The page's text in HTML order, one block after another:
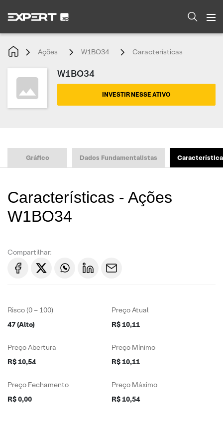
Ações W1BO34 Características
W1BO34
INVESTIR NESSE ATIVO
Gráfico Dados Fundamentalistas
Características - Ações
W1BO34
Compartilhar:
Risco (0 – 100)
47 (Alto)
Preço Atual
R$ 10,11
Preço Abertura
R$ 10,54
Preço Mínimo
R$ 10,11
Preço Fechamento
R$ 0,00
Preço Máximo
R$ 10,54